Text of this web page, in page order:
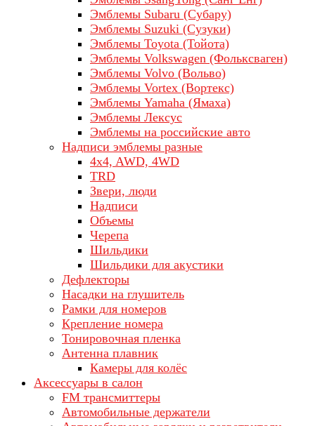
Эмблемы Subaru (Субару)
Эмблемы Suzuki (Сузуки)
Эмблемы Toyota (Тойота)
Эмблемы Volkswagen (Фольксваген)
Эмблемы Volvo (Вольво)
Эмблемы Vortex (Вортекс)
Эмблемы Yamaha (Ямаха)
Эмблемы Лексус
Эмблемы на российские авто
Надписи эмблемы разные
4x4, AWD, 4WD
TRD
Звери, люди
Надписи
Объемы
Черепа
Шильдики
Шильдики для акустики
Дефлекторы
Насадки на глушитель
Рамки для номеров
Крепление номера
Тонировочная пленка
Антенна плавник
Камеры для колёс
Аксессуары в салон
FM трансмиттеры
Автомобильные держатели